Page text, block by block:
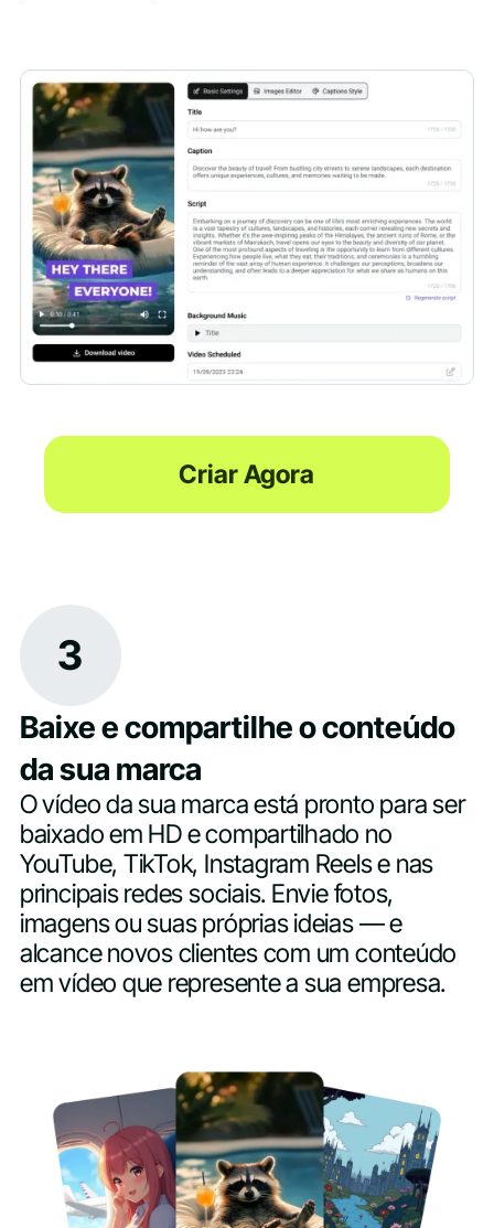
Criar Agora
3
Baixe e compartilhe o conteúdo
da sua marca
O vídeo da sua marca está pronto para ser
baixado em HD e compartilhado no
YouTube, TikTok, Instagram Reels e nas
principais redes sociais. Envie fotos,
imagens ou suas próprias ideias — e
alcance novos clientes com um conteúdo
em vídeo que represente a sua empresa.